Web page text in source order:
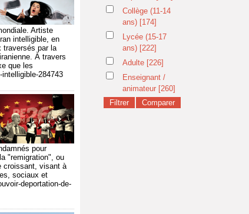
Artiste
intelligible, en
traversés par la
À travers
que les
284743
pour
"remigration", ou
croissant, visant à
sociaux et
deportation-de-
Collège (11-14
ans) [174]
Lycée (15-17
ans) [222]
Adulte [226]
Enseignant /
animateur [260]